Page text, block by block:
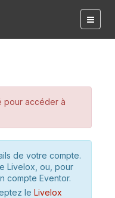
pour accéder à
de votre compte.
Livelox, ou, pour
compte Eventor.
le Livelox